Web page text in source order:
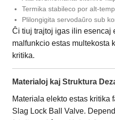
Termika stabileco por alt-
Plilongigita servodaŭro sub
Ĉi tiuj trajtoj igas ilin esencaj
malfunkcio estas multekosta
kritika.
Materialoj kaj Struktura
Materiala elekto estas kritika
Slag Lock Ball Valve.